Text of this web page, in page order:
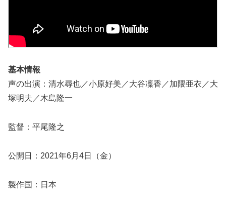
基本情報
声の出演：清水尋也／小原好美／大谷凜香／加隈亜衣／大
塚明夫／木島隆一
監督：平尾隆之
公開日：2021年6月4日（金）
製作国：日本